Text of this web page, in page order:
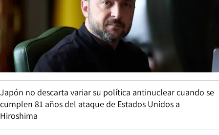
Japón no descarta variar su política antinuclear cuando se
cumplen 81 años del ataque de Estados Unidos a
Hiroshima